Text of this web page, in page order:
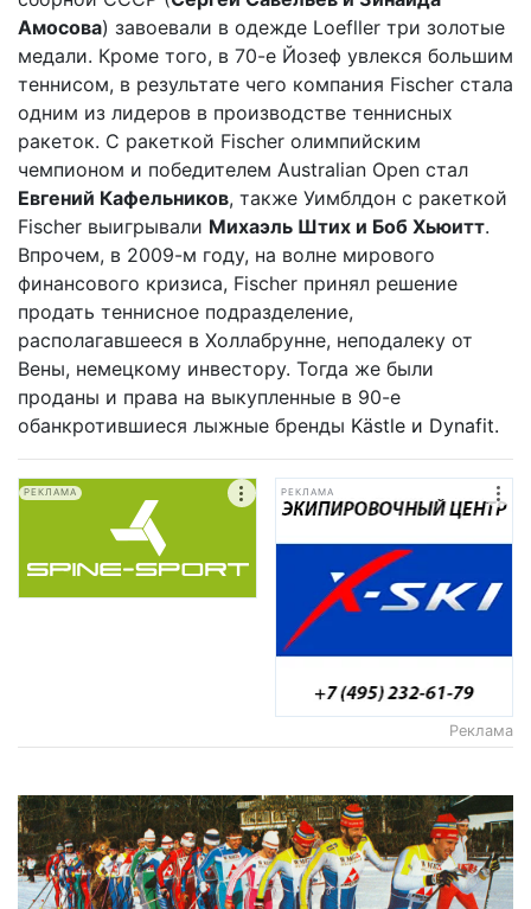
Амосова) завоевали в одежде Loefller три золотые
медали. Кроме того, в 70-е Йозеф увлекся большим
теннисом, в результате чего компания Fischer стала
одним из лидеров в производстве теннисных
ракеток. С ракеткой Fischer олимпийским
чемпионом и победителем Australian Open стал
Евгений Кафельников, также Уимблдон с ракеткой
Fischer выигрывали Михаэль Штих и Боб Хьюитт.
Впрочем, в 2009-м году, на волне мирового
финансового кризиса, Fischer принял решение
продать теннисное подразделение,
располагавшееся в Холлабрунне, неподалеку от
Вены, немецкому инвестору. Тогда же были
проданы и права на выкупленные в 90-е
обанкротившиеся лыжные бренды Kästle и Dynafit.
РЕКЛАМА РЕКЛАМА
Реклама